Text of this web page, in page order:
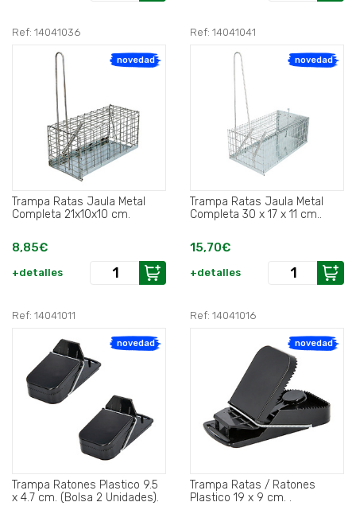
Ref: 14041036
novedad
Trampa Ratas Jaula Metal
Completa 21x10x10 cm.
8,85€
+detalles
Ref: 14041041
novedad
Trampa Ratas Jaula Metal
Completa 30 x 17 x 11 cm..
15,70€
+detalles
Ref: 14041011
novedad
Trampa Ratones Plastico 9.5
x 4.7 cm. (Bolsa 2 Unidades).
Ref: 14041016
novedad
Trampa Ratas / Ratones
Plastico 19 x 9 cm. .